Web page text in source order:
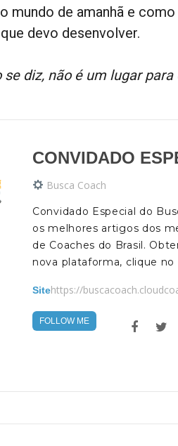
mundo de amanhã e
devo desenvolver.
se diz, não é um lugar
CONVIDADO
Busca Coach
Convidado Especial do
os melhores artigos dos
de Coaches do Brasil.
nova plataforma, clique no
Sitehttps://
FOLLOW ME